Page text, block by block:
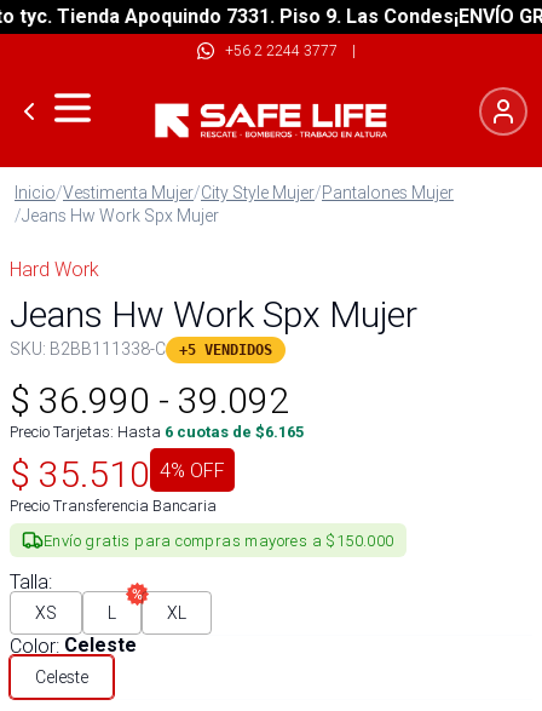
Tienda Apoquindo 7331. Piso 9. Las Condes¡ENVÍO
+56 2 2244 3777 |
Inicio/Vestimenta Mujer/City Style Mujer/Pantalones Mujer
/Jeans Hw Work Spx Mujer
Hard Work
Jeans Hw Work Spx Mujer
SKU: B2BB111338-C +5 VENDIDOS
$ 36.990 - 39.092
Precio Tarjetas: Hasta 6 cuotas de $6.165
$ 35.510 4% OFF
Precio Transferencia Bancaria
Envío gratis para compras mayores a $150.000
Talla:
XS L XL
Color: Celeste
Celeste